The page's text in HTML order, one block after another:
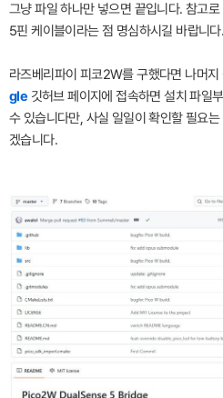
그냥 파일 하나만 넣으면 끝입니다. 참고
5핀 케이블이라는 점 명심하시길 바랍니다.
라즈베리파이 피코2W를 구했다면 나머
gle 깃허브 페이지에 접속하면 설치 파일
수 있습니다만, 사실 일일이 확인할 필요
겠습니다.